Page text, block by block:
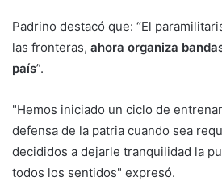
Padrino destacó que: “El
las fronteras, ahora organiza
país”.
"Hemos iniciado un ciclo de
defensa de la patria cuando sea
decididos a dejarle tranquilidad la
todos los sentidos" expresó.